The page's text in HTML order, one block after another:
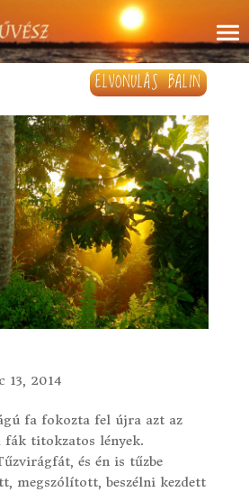
ELVONULÁS BALIN
13, 2014
fa fokozta fel újra azt az
fák titokzatos lények.
és én is tűzbe
megszólított, beszélni kezdett